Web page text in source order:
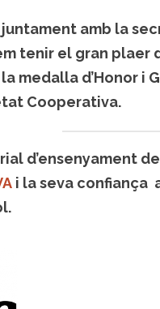
amb la
tenir el gran plaer
medalla d’Honor i
Cooperativa.
d’ensenyament
i la seva confiança